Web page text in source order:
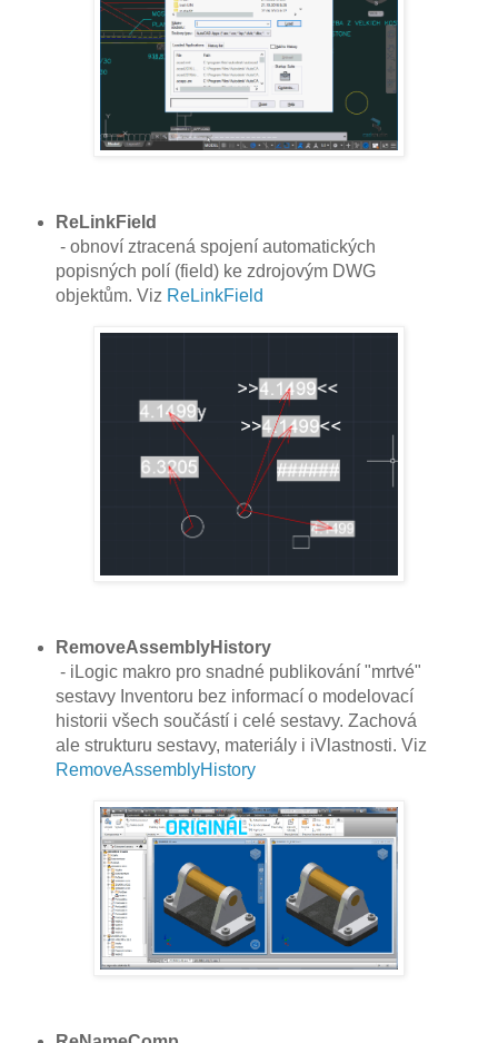
ReLinkField
- obnoví ztracená spojení automatických
popisných polí (field) ke zdrojovým DWG
objektům. Viz ReLinkField
RemoveAssemblyHistory
- iLogic makro pro snadné publikování "mrtvé"
sestavy Inventoru bez informací o modelovací
historii všech součástí i celé sestavy. Zachová
ale strukturu sestavy, materiály i iVlastnosti. Viz
RemoveAssemblyHistory